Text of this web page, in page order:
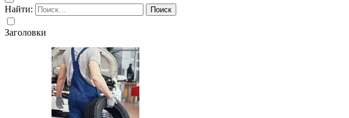
Найти:
Заголовки